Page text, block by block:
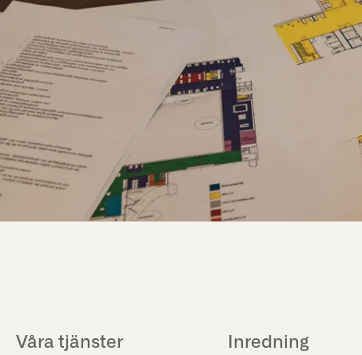
Våra tjänster Inredning